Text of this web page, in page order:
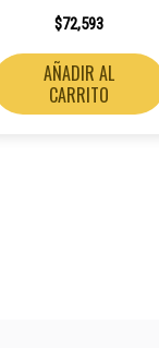
$72,593
AÑADIR AL
CARRITO